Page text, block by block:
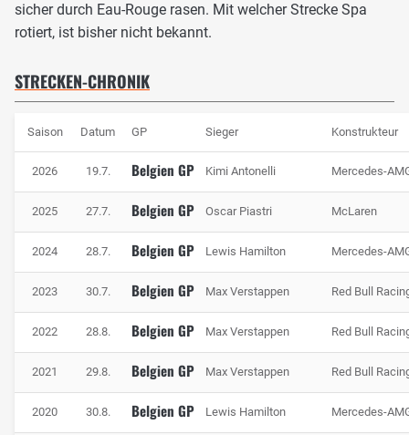
Eau Rouge hat eine Steigung von fast 18 Prozent, Foto: Mercedes-Benz
Links-Rechts-Kombination Les Combes. Auch hier muss
zu hitzig angeht, bringt sich für die darauffolgende
Rechtskurve Malmedy in eine schlechte Position und
verliert in der gesamten Passage Zeit.
Darauf folgt eine kurze Gerade, bevor hart in die Bergab-
Rechtskurve Bruxelles hineingebremst wird. Am Ausgang
dieser Kurve müssen sich die Piloten sogleich für die
darauffolgende Linkskurve in Position bringen. Als es an
dieser Stelle noch keine asphaltierte Auslaufzone gab,
flogen dort regelmäßig Piloten rücklings in die
Reifenstapel, nachdem sie beim Einlenken das Heck
sicher durch Eau-Rouge rasen. Mit welcher Strecke Spa
rotiert, ist bisher nicht bekannt.
STRECKEN-CHRONIK
Saison Datum GP Sieger Konstrukteur
2026 19.7. Belgien GP Kimi Antonelli Mercedes-
2025 27.7. Belgien GP Oscar Piastri McLaren
2024 28.7. Belgien GP Lewis Hamilton Mercedes-
2023 30.7. Belgien GP Max Verstappen Red Bull
2022 28.8. Belgien GP Max Verstappen Red Bull
2021 29.8. Belgien GP Max Verstappen Red Bull
2020 30.8. Belgien GP Lewis Hamilton Mercedes-